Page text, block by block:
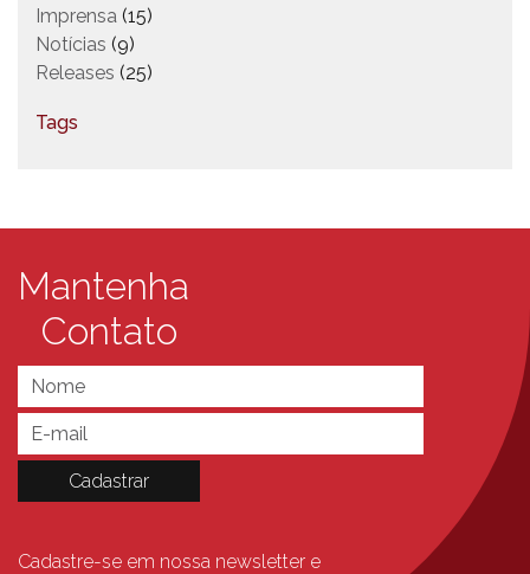
Imprensa (15)
Notícias (9)
Releases (25)
Tags
Mantenha
Contato
Cadastre-se em nossa newsletter e